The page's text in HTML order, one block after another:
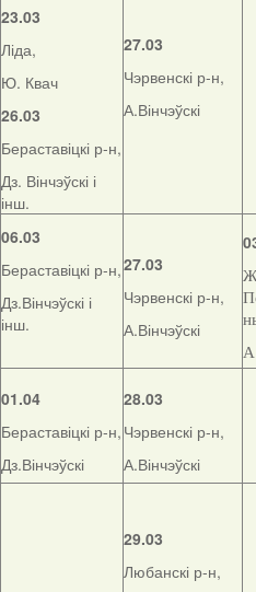
23.03
Ліда,
Ю. Квач
26.03
Бераставіцкі р-н,
Дз. Вінчэўскі і
інш.
27.03
Чэрвенскі р-н,
А.Вінчэўскі
06.03
Бераставіцкі р-н,
Дз.Вінчэўскі і
інш.
27.03
Чэрвенскі р-н,
А.Вінчэўскі
01.04
Бераставіцкі р-н,
Дз.Вінчэўскі
28.03
Чэрвенскі р-н,
А.Вінчэўскі
29.03
Любанскі р-н,